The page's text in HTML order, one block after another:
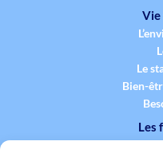
Le
Bien-
Les
La